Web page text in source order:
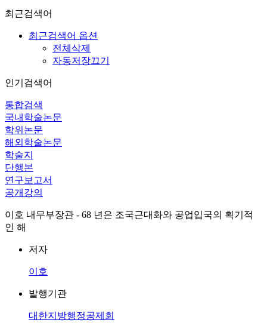
최근검색어
최근검색어 옵션
전체삭제
자동저장끄기
인기검색어
통합검색
국내학술논문
학위논문
해외학술논문
학술지
단행본
연구보고서
공개강의
이호 내무부장관 - 68 년은 조국근대화와 공업입국의 획기적
인 해
저자
이호
발행기관
대한지방행정공제회